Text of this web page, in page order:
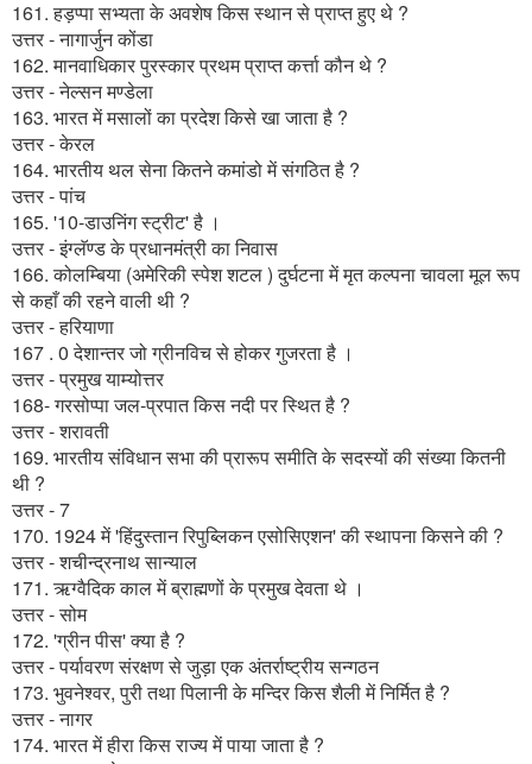
161. हड़प्पा सभ्यता के अवशेष किस स्थान से प्राप्त हुए थे ?
उत्तर - नागार्जुन कोंडा
162. मानवाधिकार पुरस्कार प्रथम प्राप्त कर्त्ता कौन थे ?
उत्तर - नेल्सन मण्डेला
163. भारत में मसालों का प्रदेश किसे खा जाता है ?
उत्तर - केरल
164. भारतीय थल सेना कितने कमांडो में संगठित है ?
उत्तर - पांच
165. '10-डाउनिंग स्ट्रीट' है ।
उत्तर - इंग्लॅण्ड के प्रधानमंत्री का निवास
166. कोलम्बिया (अमेरिकी स्पेश शटल ) दुर्घटना में मृत कल्पना चावला मूल रूप
से कहाँ की रहने वाली थी ?
उत्तर - हरियाणा
167 . 0 देशान्तर जो ग्रीनविच से होकर गुजरता है ।
उत्तर - प्रमुख याम्योत्तर
168- गरसोप्पा जल-प्रपात किस नदी पर स्थित है ?
उत्तर - शरावती
169. भारतीय संविधान सभा की प्रारूप समीति के सदस्यों की संख्या कितनी
थी ?
उत्तर - 7
170. 1924 में 'हिंदुस्तान रिपुब्लिकन एसोसिएशन' की स्थापना किसने की ?
उत्तर - शचीन्द्रनाथ सान्याल
171. ऋग्वैदिक काल में ब्राह्मणों के प्रमुख देवता थे ।
उत्तर - सोम
172. 'ग्रीन पीस' क्या है ?
उत्तर - पर्यावरण संरक्षण से जुड़ा एक अंतर्राष्ट्रीय सन्गठन
173. भुवनेश्वर, पुरी तथा पिलानी के मन्दिर किस शैली में निर्मित है ?
उत्तर - नागर
174. भारत में हीरा किस राज्य में पाया जाता है ?